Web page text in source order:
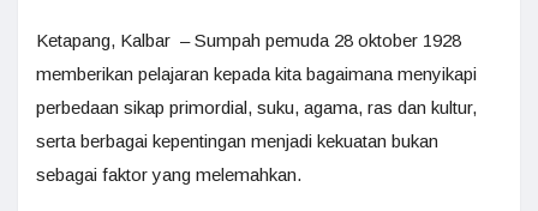
Ketapang, Kalbar – Sumpah pemuda 28 oktober 1928
memberikan pelajaran kepada kita bagaimana menyikapi
perbedaan sikap primordial, suku, agama, ras dan kultur,
serta berbagai kepentingan menjadi kekuatan bukan
sebagai faktor yang melemahkan.